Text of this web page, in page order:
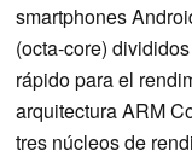
smartphones
(octa-core)
rápido para el
arquitectura ARM
tres núcleos de